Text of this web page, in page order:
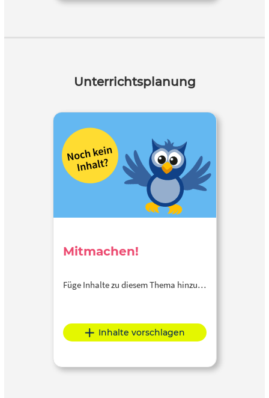
Unterrichtsplanung
Mitmachen!
Füge Inhalte zu diesem Thema hinzu…
Inhalte vorschlagen